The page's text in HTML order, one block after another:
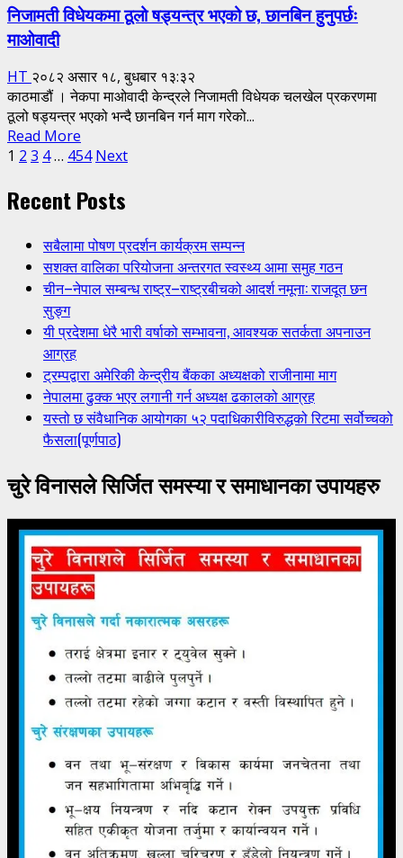
निजामती विधेयकमा ठूलो षड्यन्त्र भएको छ, छानबिन हुनुपर्छः
माओवादी
HT २०८२ असार १८, बुधबार १३:३२
काठमाडौं । नेकपा माओवादी केन्द्रले निजामती विधेयक चलखेल प्रकरणमा
ठूलो षड्यन्त्र भएको भन्दै छानबिन गर्न माग गरेको...
Read More
more
निजामती
विधेयकमा
ठूलो
षड्यन्त्र
भएको
छ,
हुनुपर्छः
Posts
pagination
1 2 3 4… 454 Next
Recent Posts
सबैलामा पोषण प्रदर्शन कार्यक्रम सम्पन्न
सशक्त वालिका परियोजना अन्तरगत स्वस्थ्य आमा समुह गठन
चीन–नेपाल सम्बन्ध राष्ट्र–राष्ट्रबीचको आदर्श नमूना: राजदूत छन
सुङ्ग
यी प्रदेशमा धेरै भारी वर्षाको सम्भावना, आवश्यक सतर्कता अपनाउन
आग्रह
ट्रम्पद्वारा अमेरिकी केन्द्रीय बैंकका अध्यक्षको राजीनामा माग
नेपालमा ढुक्क भएर लगानी गर्न अध्यक्ष ढकालको आग्रह
यस्तो छ संवैधानिक आयोगका ५२ पदाधिकारीविरुद्धको रिटमा सर्वोच्चको
फैसला(पूर्णपाठ)
चुरे विनासले सिर्जित समस्या र समाधानका उपायहरु